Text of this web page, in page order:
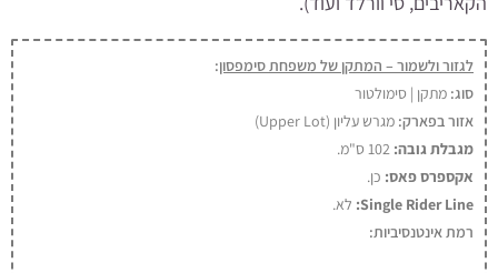
לגזור ולשמור – המתקן של משפחת סימפסון:
סוג: מתקן | סימולטור
אזור בפארק: מגרש עליון (Upper Lot)
מגבלת גובה: 102 ס"מ.
אקספרס פאס: כן.
Single Rider Line: לא.
רמת אינטנסיביות: